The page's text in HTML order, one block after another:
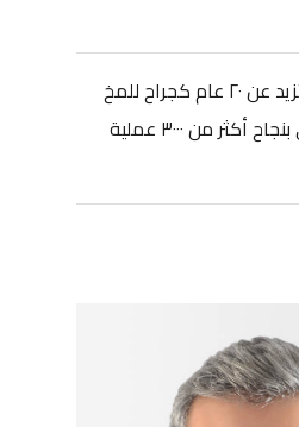
يتمتع د. عمرو بخبرة تزيد عن ٢٠ عام كجراح للمخ
والأعصاب، وقد أجرى بنجاح أكثر من ٣٠٠٠ عملية